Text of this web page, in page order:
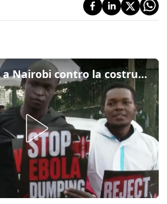
Ebola, proteste a Nairobi contro la costruzione di un centro di quarantena